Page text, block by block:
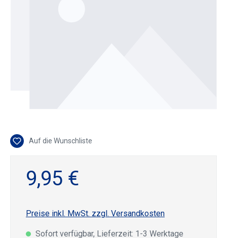
Auf die Wunschliste
9,95 €
Preise inkl. MwSt. zzgl. Versandkosten
Sofort verfügbar, Lieferzeit: 1-3 Werktage